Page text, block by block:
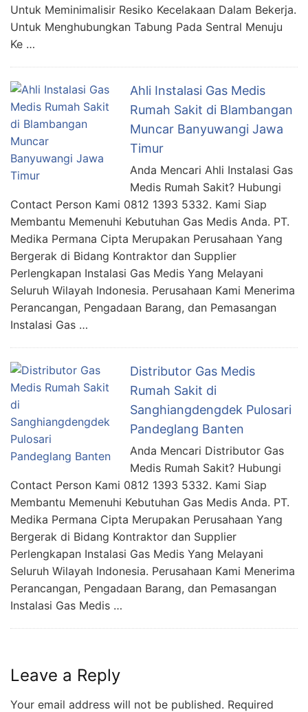
Untuk Meminimalisir Resiko Kecelakaan Dalam Bekerja.
Untuk Menghubungkan Tabung Pada Sentral Menuju
Ke …
Ahli Instalasi Gas Medis
Rumah Sakit di Blambangan
Muncar Banyuwangi Jawa
Timur
Anda Mencari Ahli Instalasi Gas
Medis Rumah Sakit? Hubungi
Contact Person Kami 0812 1393 5332. Kami Siap
Membantu Memenuhi Kebutuhan Gas Medis Anda. PT.
Medika Permana Cipta Merupakan Perusahaan Yang
Bergerak di Bidang Kontraktor dan Supplier
Perlengkapan Instalasi Gas Medis Yang Melayani
Seluruh Wilayah Indonesia. Perusahaan Kami Menerima
Perancangan, Pengadaan Barang, dan Pemasangan
Instalasi Gas …
Distributor Gas Medis
Rumah Sakit di
Sanghiangdengdek Pulosari
Pandeglang Banten
Anda Mencari Distributor Gas
Medis Rumah Sakit? Hubungi
Contact Person Kami 0812 1393 5332. Kami Siap
Membantu Memenuhi Kebutuhan Gas Medis Anda. PT.
Medika Permana Cipta Merupakan Perusahaan Yang
Bergerak di Bidang Kontraktor dan Supplier
Perlengkapan Instalasi Gas Medis Yang Melayani
Seluruh Wilayah Indonesia. Perusahaan Kami Menerima
Perancangan, Pengadaan Barang, dan Pemasangan
Instalasi Gas Medis …
Leave a Reply
Your email address will not be published. Required